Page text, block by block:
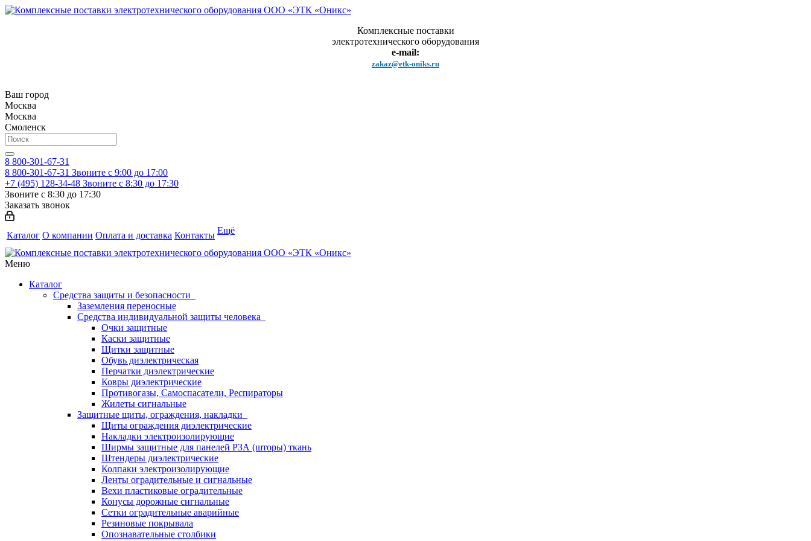
Комплексные поставки
электротехнического оборудования
e-mail:
zakaz@etk-oniks.ru
Ваш город
Москва
Москва
Смоленск
8 800-301-67-31
8 800-301-67-31 Звоните с 9:00 до 17:00
+7 (495) 128-34-48 Звоните с 8:30 до 17:30
Звоните с 8:30 до 17:30
Заказать звонок
Каталог О компании Оплата и доставка Контакты Ещё
Меню
Каталог
Средства защиты и безопасности
Заземления переносные
Средства индивидуальной защиты человека
Очки защитные
Каски защитные
Щитки защитные
Обувь диэлектрическая
Перчатки диэлектрические
Ковры диэлектрические
Противогазы, Самоспасатели, Респираторы
Жилеты сигнальные
Защитные щиты, ограждения, накладки
Щиты ограждения диэлектрические
Накладки электроизолирующие
Ширмы защитные для панелей РЗА (шторы) ткань
Штендеры диэлектрические
Колпаки электроизолирующие
Ленты оградительные и сигнальные
Вехи пластиковые оградительные
Конусы дорожные сигнальные
Сетки оградительные аварийные
Резиновые покрывала
Опознавательные столбики